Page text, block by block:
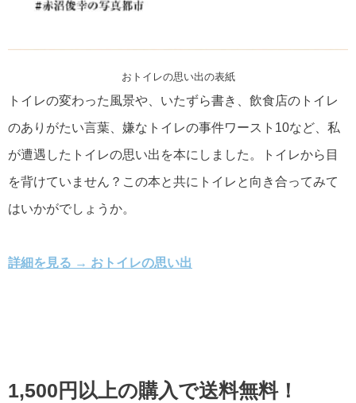
おトイレの思い出の表紙
トイレの変わった風景や、いたずら書き、飲食店のトイレ
のありがたい言葉、嫌なトイレの事件ワースト10など、私
が遭遇したトイレの思い出を本にしました。トイレから目
を背けていません？この本と共にトイレと向き合ってみて
はいかがでしょうか。
詳細を見る → おトイレの思い出
1,500円以上の購入で送料無料！